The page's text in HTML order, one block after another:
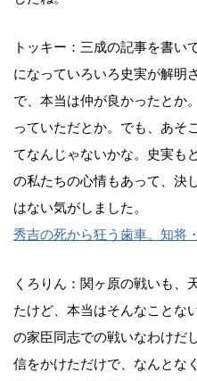
トッキー：三成の記事を書い
になっていろいろ史実が解明
で、本当は仲が良かったとか
っていただとか。でも、あそ
てなんじゃないかな。史実も
の私たちの心情もあって、決
はない気がしました。
秀吉の死から狂う歯車。知将
くろりん：関ヶ原の戦いも、
たけど、本当はそんなことな
の家臣同志での戦いなわけだ
信をかけただけで、なんとな